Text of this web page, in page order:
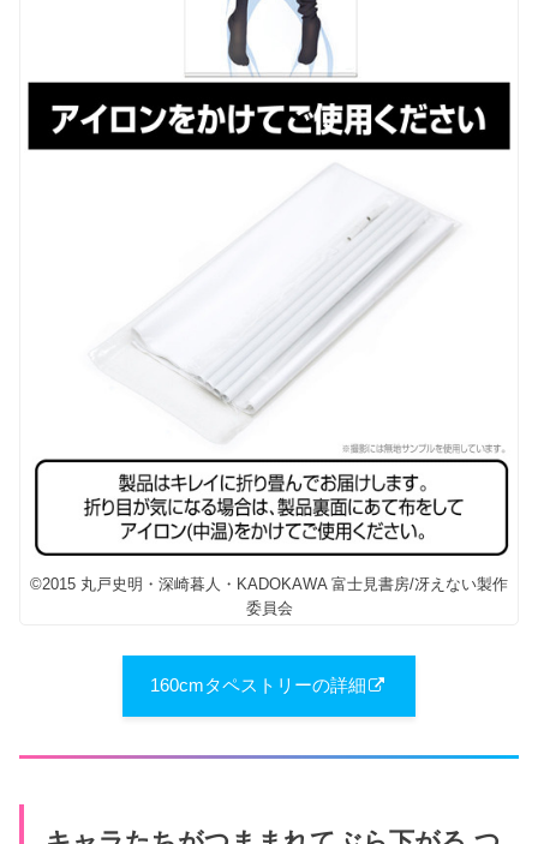
©2015 丸戸史明・深崎暮人・KADOKAWA 富士見書房/冴えない製作
委員会
160cmタペストリーの詳細